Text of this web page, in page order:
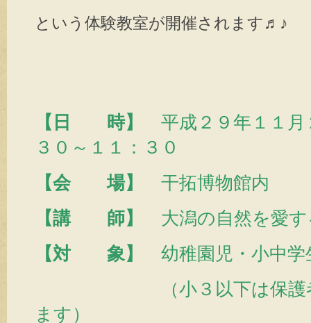
という体験教室が開催されます♬♪
【日 時】
平成２９年１１月
３０～１１：３０
【会 場】
干拓博物館内
【講 師】
大潟の自然を愛
【対 象】
幼稚園児・小中学
（小３以下は保護者同
ます）